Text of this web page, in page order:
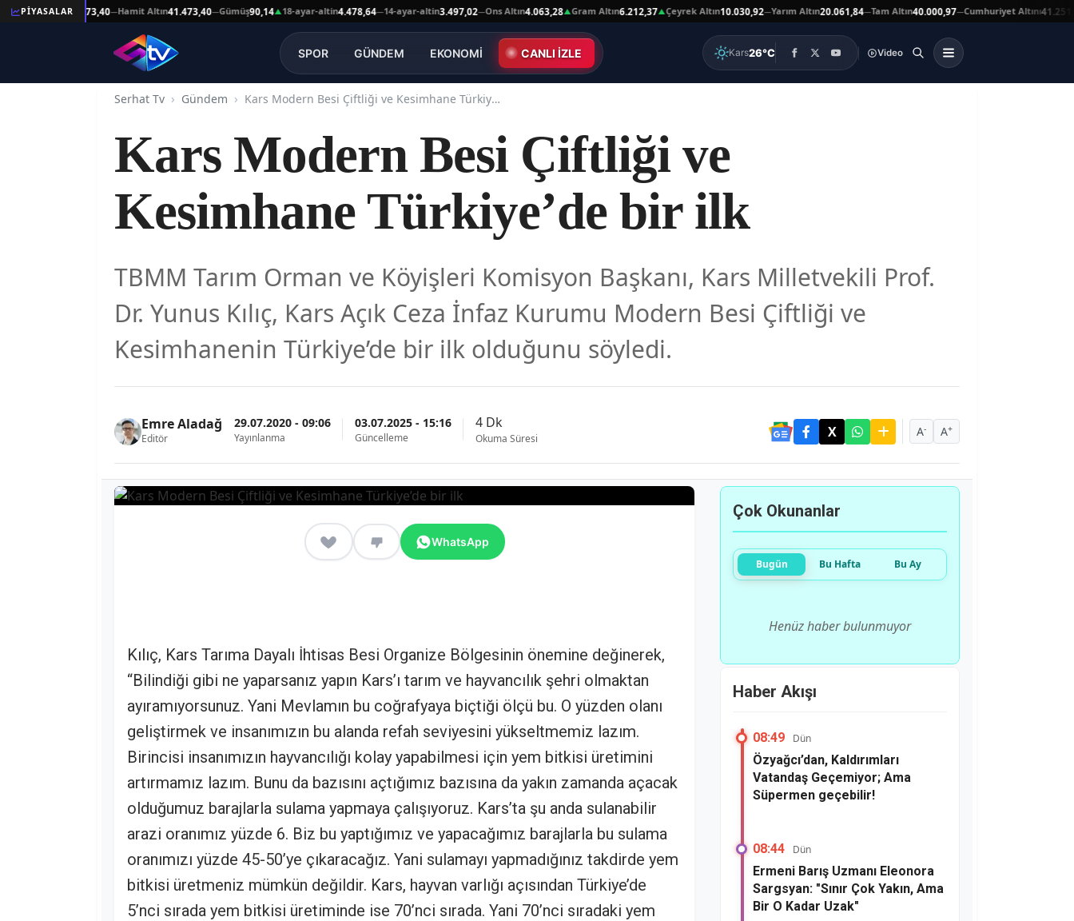
PİYASALAR
Altın41.473,40—Hamit Altın 41.473,40—Gümüş90,14▲18-ayar-altin4.478,64—14-ayar-altin3.497,02—Ons Altın4.063,28▲Gram Altın 6.212,37▲Çeyrek Altın 10.030,92—Yarım Altın 20.061,84—Tam Altın 40.000,97—Cumhuriyet Altını41.251,00▼
SPOR GÜNDEM EKONOMİ CANLI İZLE Kars26°C Video
Serhat Tv Gündem Kars Modern Besi Çiftliği ve Kesimhane Türkiye’de bir ilk
Kars Modern Besi Çiftliği ve
Kesimhane Türkiye’de bir ilk
TBMM Tarım Orman ve Köyişleri Komisyon Başkanı, Kars Milletvekili Prof.
Dr. Yunus Kılıç, Kars Açık Ceza İnfaz Kurumu Modern Besi Çiftliği ve
Kesimhanenin Türkiye’de bir ilk olduğunu söyledi.
Emre Aladağ
Editör
29.07.2020 - 09:06
Yayınlanma
03.07.2025 - 15:16
Güncelleme
4 Dk
Okuma Süresi A- A+
WhatsApp
Kılıç, Kars Tarıma Dayalı İhtisas Besi Organize Bölgesinin önemine değinerek,
“Bilindiği gibi ne yaparsanız yapın Kars’ı tarım ve hayvancılık şehri olmaktan
ayıramıyorsunuz. Yani Mevlamın bu coğrafyaya biçtiği ölçü bu. O yüzden olanı
geliştirmek ve insanımızın bu alanda refah seviyesini yükseltmemiz lazım.
Birincisi insanımızın hayvancılığı kolay yapabilmesi için yem bitkisi üretimini
artırmamız lazım. Bunu da bazısını açtığımız bazısına da yakın zamanda açacak
olduğumuz barajlarla sulama yapmaya çalışıyoruz. Kars’ta şu anda sulanabilir
arazi oranımız yüzde 6. Biz bu yaptığımız ve yapacağımız barajlarla bu sulama
oranımızı yüzde 45-50’ye çıkaracağız. Yani sulamayı yapmadığınız takdirde yem
bitkisi üretmeniz mümkün değildir. Kars, hayvan varlığı açısından Türkiye’de
5’nci sırada yem bitkisi üretiminde ise 70’nci sırada. Yani 70’nci sıradaki yem
Çok Okunanlar
Bugün Bu Hafta Bu Ay
Henüz haber bulunmuyor
Haber Akışı
08:49 Dün
Özyağcı’dan, Kaldırımları
Vatandaş Geçemiyor; Ama
Süpermen geçebilir!
08:44 Dün
Ermeni Barış Uzmanı Eleonora
Sargsyan: "Sınır Çok Yakın, Ama
Bir O Kadar Uzak"